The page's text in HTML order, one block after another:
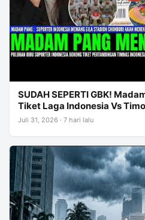
SUDAH SEPERTI GBK!
Tiket Laga Indonesia Vs
Juli 31, 2026 · 7 hari lalu